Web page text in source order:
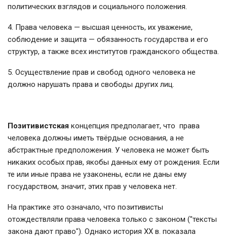
политических взглядов и социального положения.
4. Права человека — высшая ценность, их уважение,
соблюдение и защита — обязанность государства и его
структур, а также всех институтов гражданского общества.
5. Осуществление прав и свобод одного человека не
должно нарушать права и свободы других лиц.
Позитивистская концепция предполагает, что права
человека должны иметь твёрдые основания, а не
абстрактные предположения. У человека не может быть
никаких особых прав, якобы данных ему от рождения. Если
те или иные права не узаконены, если не даны ему
государством, значит, этих прав у человека нет.
На практике это означало, что позитивисты
отождествляли права человека только с законом ("тексты
закона дают право"). Однако история XX в. показала